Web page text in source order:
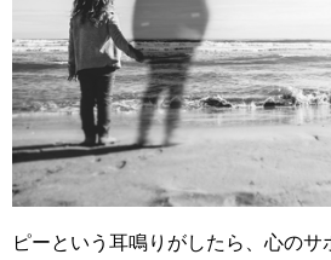
ピーという耳鳴りがしたら、心のサ